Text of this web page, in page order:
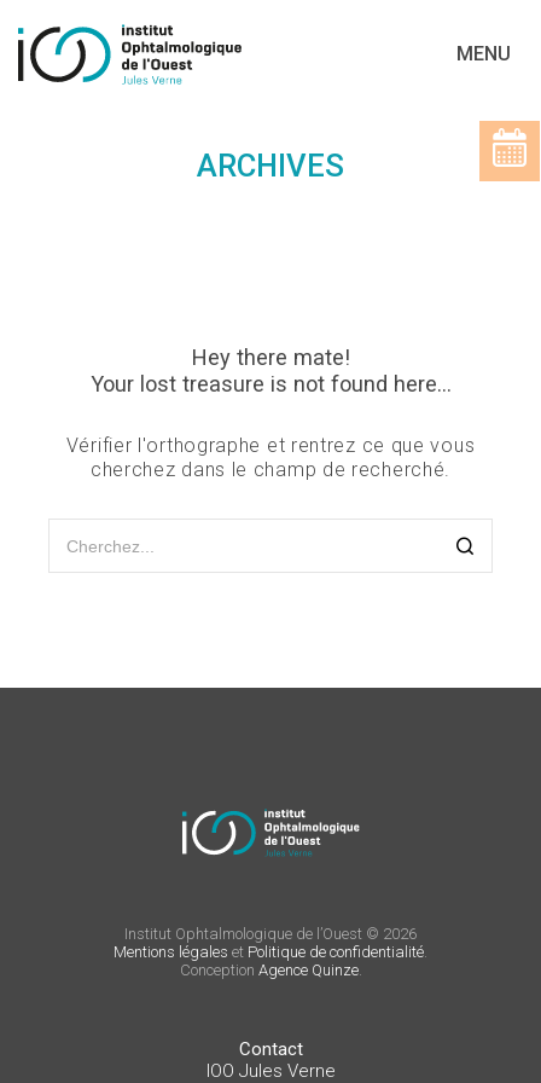
MENU
ARCHIVES
Hey there mate!
Your lost treasure is not found here...
Vérifier l'orthographe et rentrez ce que vous
cherchez dans le champ de recherché.
Institut Ophtalmologique de l’Ouest © 2026
Mentions légales et Politique de confidentialité.
Conception Agence Quinze.
Contact
IOO Jules Verne